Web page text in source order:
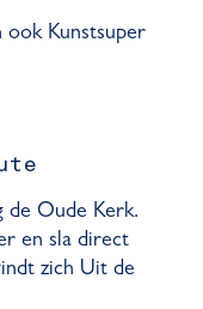
ook Kunstsuper
de Oude Kerk.
en sla direct
zich Uit de